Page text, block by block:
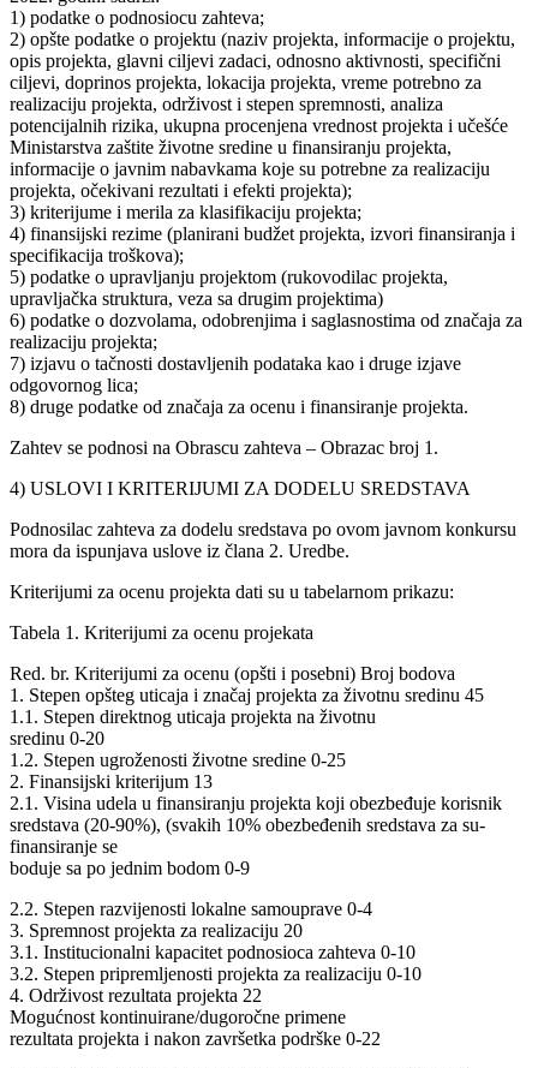
1) podatke o podnosiocu zahteva;
2) opšte podatke o projektu (naziv projekta, informacije o projektu,
opis projekta, glavni ciljevi zadaci, odnosno aktivnosti, specifični
ciljevi, doprinos projekta, lokacija projekta, vreme potrebno za
realizaciju projekta, održivost i stepen spremnosti, analiza
potencijalnih rizika, ukupna procenjena vrednost projekta i učešće
Ministarstva zaštite životne sredine u finansiranju projekta,
informacije o javnim nabavkama koje su potrebne za realizaciju
projekta, očekivani rezultati i efekti projekta);
3) kriterijume i merila za klasifikaciju projekta;
4) finansijski rezime (planirani budžet projekta, izvori finansiranja i
specifikacija troškova);
5) podatke o upravljanju projektom (rukovodilac projekta,
upravljačka struktura, veza sa drugim projektima)
6) podatke o dozvolama, odobrenjima i saglasnostima od značaja za
realizaciju projekta;
7) izjavu o tačnosti dostavljenih podataka kao i druge izjave
odgovornog lica;
8) druge podatke od značaja za ocenu i finansiranje projekta.
Zahtev se podnosi na Obrascu zahteva – Obrazac broj 1.
4) USLOVI I KRITERIJUMI ZA DODELU SREDSTAVA
Podnosilac zahteva za dodelu sredstava po ovom javnom konkursu
mora da ispunjava uslove iz člana 2. Uredbe.
Kriterijumi za ocenu projekta dati su u tabelarnom prikazu:
Tabela 1. Kriterijumi za ocenu projekata
Red. br. Kriterijumi za ocenu (opšti i posebni) Broj bodova
1. Stepen opšteg uticaja i značaj projekta za životnu sredinu 45
1.1. Stepen direktnog uticaja projekta na životnu
sredinu 0-20
1.2. Stepen ugroženosti životne sredine 0-25
2. Finansijski kriterijum 13
2.1. Visina udela u finansiranju projekta koji obezbeđuje korisnik
sredstava (20-90%), (svakih 10% obezbeđenih sredstava za su-
finansiranje se
boduje sa po jednim bodom 0-9
2.2. Stepen razvijenosti lokalne samouprave 0-4
3. Spremnost projekta za realizaciju 20
3.1. Institucionalni kapacitet podnosioca zahteva 0-10
3.2. Stepen pripremljenosti projekta za realizaciju 0-10
4. Održivost rezultata projekta 22
Mogućnost kontinuirane/dugoročne primene
rezultata projekta i nakon završetka podrške 0-22